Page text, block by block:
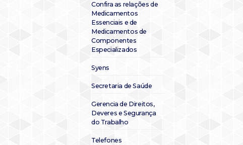
Confira as relações de
Medicamentos
Essenciais e de
Medicamentos de
Componentes
Especializados
Syens
Secretaria de Saúde
Gerencia de Direitos,
Deveres e Segurança
do Trabalho
Telefones